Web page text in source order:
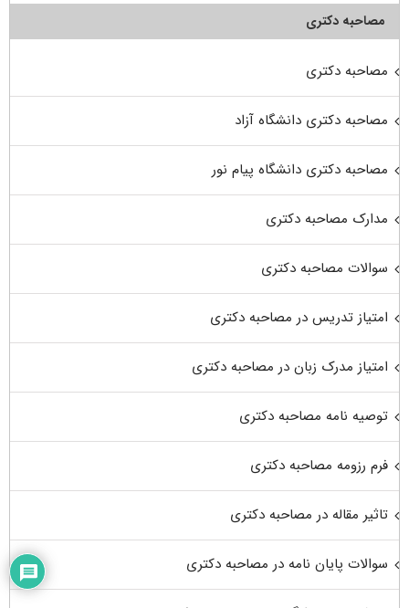
مصاحبه دکتری
مصاحبه دکتری
مصاحبه دکتری دانشگاه آزاد
مصاحبه دکتری دانشگاه پیام نور
مدارک مصاحبه دکتری
سوالات مصاحبه دکتری
امتیاز تدریس در مصاحبه دکتری
امتیاز مدرک زبان در مصاحبه دکتری
توصیه نامه مصاحبه دکتری
فرم رزومه مصاحبه دکتری
تاثیر مقاله در مصاحبه دکتری
سوالات پایان نامه در مصاحبه دکتری